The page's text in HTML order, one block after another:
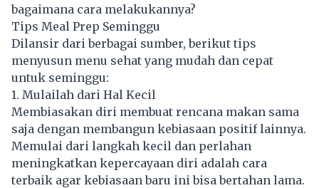
bagaimana cara melakukannya?
Tips Meal Prep Seminggu
Dilansir dari berbagai sumber, berikut tips
menyusun menu sehat yang mudah dan cepat
untuk seminggu:
1. Mulailah dari Hal Kecil
Membiasakan diri membuat rencana makan sama
saja dengan membangun kebiasaan positif lainnya.
Memulai dari langkah kecil dan perlahan
meningkatkan kepercayaan diri adalah cara
terbaik agar kebiasaan baru ini bisa bertahan lama.